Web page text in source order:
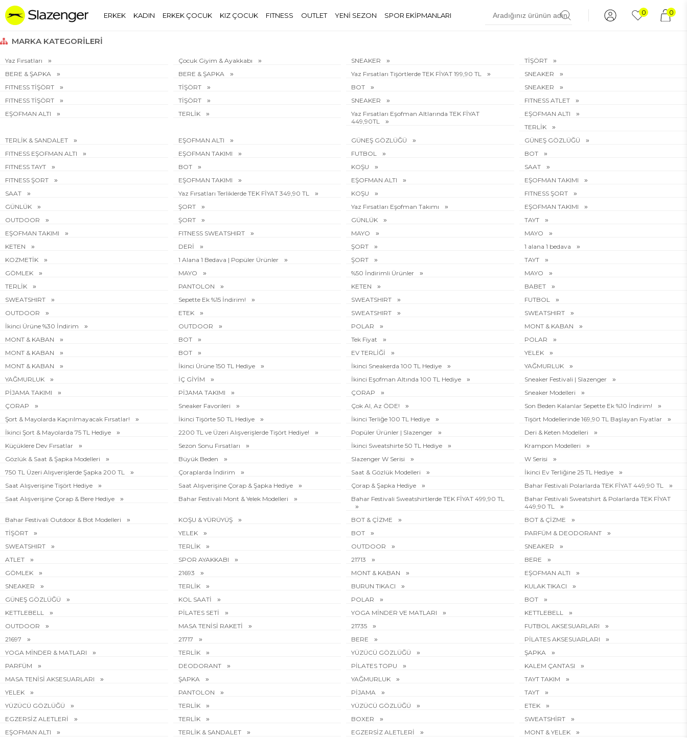
ERKEK KADIN ERKEK ÇOCUK KIZ ÇOCUK FITNESS OUTLET YENİ SEZON SPOR EKİPMANLARI 0 0
MARKA KATEGORILERI
Yaz Fırsatları Çocuk Giyim & Ayakkabı SNEAKER
TİŞÖRT
BERE & ŞAPKA
BERE & ŞAPKA Yaz Fırsatları Tişörtlerde TEK FİYAT 199,90 TL
SNEAKER
FITNESS TİŞÖRT
TİŞÖRT BOT
SNEAKER
FITNESS TİŞÖRT
TİŞÖRT SNEAKER
FITNESS ATLET
EŞOFMAN ALTI
TERLİK
Yaz Fırsatları Eşofman Altlarında TEK FİYAT
449,90TL
EŞOFMAN ALTI
TERLİK
TERLİK & SANDALET
EŞOFMAN ALTI GÜNEŞ GÖZLÜĞÜ
GÜNEŞ GÖZLÜĞÜ
FITNESS EŞOFMAN ALTI
EŞOFMAN TAKIMI FUTBOL
BOT
FITNESS TAYT
BOT KOŞU
SAAT
FITNESS ŞORT
EŞOFMAN TAKIMI EŞOFMAN ALTI
EŞOFMAN TAKIMI
SAAT
Yaz Fırsatları Terliklerde TEK FİYAT 349,90 TL KOŞU
FITNESS ŞORT
GÜNLÜK
ŞORT Yaz Fırsatları Eşofman Takımı
EŞOFMAN TAKIMI
OUTDOOR
ŞORT GÜNLÜK
TAYT
EŞOFMAN TAKIMI
FITNESS SWEATSHIRT MAYO
MAYO
KETEN
DERİ ŞORT
1 alana 1 bedava
KOZMETİK
1 Alana 1 Bedava | Popüler Ürünler ŞORT
TAYT
GÖMLEK
MAYO %50 İndirimli Ürünler
MAYO
TERLİK
PANTOLON KETEN
BABET
SWEATSHIRT
Sepette Ek %15 İndirim! SWEATSHIRT
FUTBOL
OUTDOOR
ETEK SWEATSHIRT
SWEATSHIRT
İkinci Ürüne %30 İndirim
OUTDOOR POLAR
MONT & KABAN
MONT & KABAN
BOT Tek Fiyat
POLAR
MONT & KABAN
BOT EV TERLİĞİ
YELEK
MONT & KABAN
İkinci Ürüne 150 TL Hediye İkinci Sneakerda 100 TL Hediye
YAĞMURLUK
YAĞMURLUK
İÇ GİYİM İkinci Eşofman Altında 100 TL Hediye
Sneaker Festivali | Slazenger
PİJAMA TAKIMI
PİJAMA TAKIMI ÇORAP
Sneaker Modelleri
ÇORAP
Sneaker Favorileri Çok Al, Az ÖDE!
Son Beden Kalanlar Sepette Ek %10 İndirim!
Şort & Mayolarda Kaçırılmayacak Fırsatlar!
İkinci Tişörte 50 TL Hediye İkinci Terliğe 100 TL Hediye
Tişört Modellerinde 169,90 TL Başlayan Fiyatlar
İkinci Şort & Mayolarda 75 TL Hediye
2200 TL ve Üzeri Alışverişlerde Tişört Hediye! Popüler Ürünler | Slazenger
Deri & Keten Modelleri
Küçüklere Dev Fırsatlar
Sezon Sonu Fırsatları İkinci Sweatshirte 50 TL Hediye
Krampon Modelleri
Gözlük & Saat & Şapka Modelleri
Büyük Beden Slazenger W Serisi
W Serisi
750 TL Üzeri Alışverişlerde Şapka 200 TL
Çoraplarda İndirim Saat & Gözlük Modelleri
İkinci Ev Terliğine 25 TL Hediye
Saat Alışverişine Tişört Hediye
Saat Alışverişine Çorap & Şapka Hediye Çorap & Şapka Hediye
Bahar Festivali Polarlarda TEK FİYAT 449,90 TL
Saat Alışverişine Çorap & Bere Hediye
Bahar Festivali Mont & Yelek Modelleri Bahar Festivali Sweatshirtlerde TEK FİYAT 499,90 TL
Bahar Festivali Sweatshirt & Polarlarda TEK FİYAT
449,90 TL
Bahar Festivali Outdoor & Bot Modelleri
KOŞU & YÜRÜYÜŞ BOT & ÇİZME
BOT & ÇİZME
TİŞÖRT
YELEK BOT
PARFÜM & DEODORANT
SWEATSHIRT
TERLİK OUTDOOR
SNEAKER
ATLET
SPOR AYAKKABI 21713
BERE
GÖMLEK
21693 MONT & KABAN
EŞOFMAN ALTI
SNEAKER
TERLİK BURUN TIKACI
KULAK TIKACI
GÜNEŞ GÖZLÜĞÜ
KOL SAATİ POLAR
BOT
KETTLEBELL
PİLATES SETİ YOGA MİNDER VE MATLARI
KETTLEBELL
OUTDOOR
MASA TENİSİ RAKETİ 21735
FUTBOL AKSESUARLARI
21697
21717 BERE
PİLATES AKSESUARLARI
YOGA MİNDER & MATLARI
TERLİK YÜZÜCÜ GÖZLÜĞÜ
ŞAPKA
PARFÜM
DEODORANT PİLATES TOPU
KALEM ÇANTASI
MASA TENİSİ AKSESUARLARI
ŞAPKA YAĞMURLUK
TAYT TAKIM
YELEK
PANTOLON PİJAMA
TAYT
YÜZÜCÜ GÖZLÜĞÜ
TERLİK YÜZÜCÜ GÖZLÜĞÜ
ETEK
EGZERSİZ ALETLERİ
TERLİK BOXER
SWEATSHİRT
EŞOFMAN ALTI
TERLİK & SANDALET EGZERSİZ ALETLERİ
MONT & YELEK